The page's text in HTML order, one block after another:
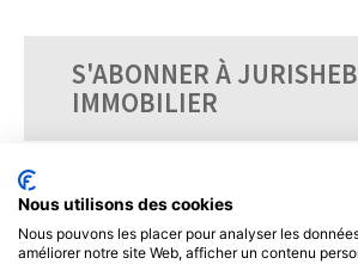
S'ABONNER À
IMMOBILIER
Nous utilisons des cookies
Nous pouvons les placer pour analyser les
améliorer notre site Web, afficher un contenu